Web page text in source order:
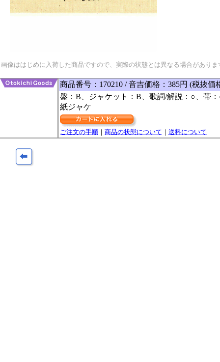
画像ははじめに入荷した商品ですので、実際の状態とは異なる場合があり
商品番号：170210 / 音吉価格：385円 (税抜価
盤：B、ジャケット：B、歌詞/解説：○、帯
紙ジャケ
ご注文の手順 ｜ 商品の状態について ｜ 送料について